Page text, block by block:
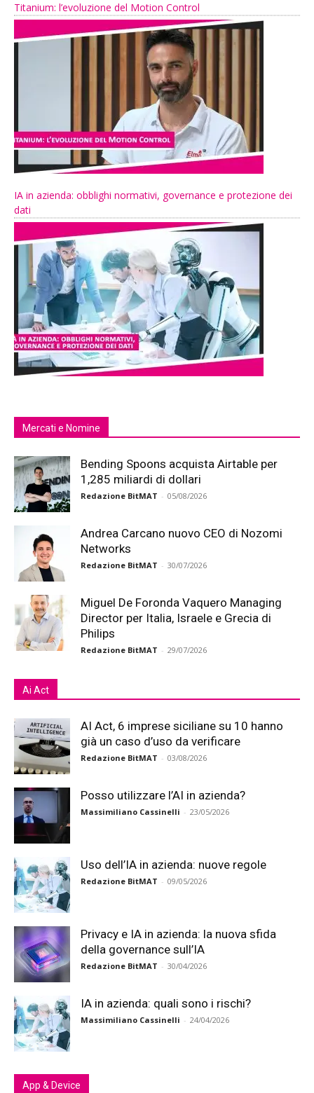
Titanium: l’evoluzione del Motion Control
IA in azienda: obblighi normativi, governance e protezione dei
dati
Mercati e Nomine
Bending Spoons acquista Airtable per
1,285 miliardi di dollari
Redazione BitMAT - 05/08/2026
Andrea Carcano nuovo CEO di Nozomi
Networks
Redazione BitMAT - 30/07/2026
Miguel De Foronda Vaquero Managing
Director per Italia, Israele e Grecia di
Philips
Redazione BitMAT - 29/07/2026
Ai Act
AI Act, 6 imprese siciliane su 10 hanno
già un caso d’uso da verificare
Redazione BitMAT - 03/08/2026
Posso utilizzare l’AI in azienda?
Massimiliano Cassinelli - 23/05/2026
Uso dell’IA in azienda: nuove regole
Redazione BitMAT - 09/05/2026
Privacy e IA in azienda: la nuova sfida
della governance sull’IA
Redazione BitMAT - 30/04/2026
IA in azienda: quali sono i rischi?
Massimiliano Cassinelli - 24/04/2026
App & Device